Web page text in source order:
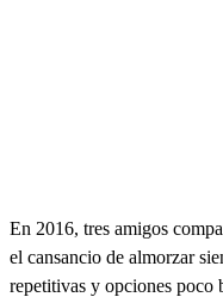
En 2016, tres amigos
el cansancio de almorzar
repetitivas y opciones poco